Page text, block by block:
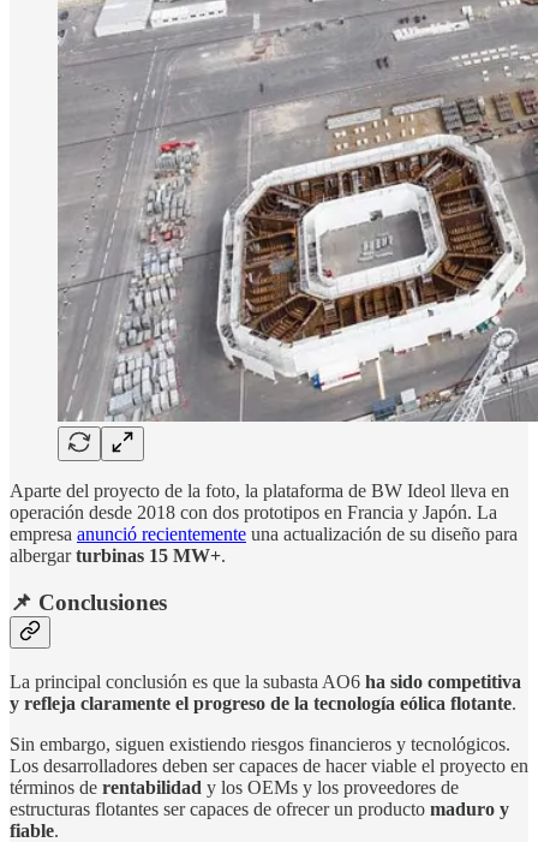
Aparte del proyecto de la foto, la plataforma de BW Ideol lleva en
operación desde 2018 con dos prototipos en Francia y Japón. La
empresa anunció recientemente una actualización de su diseño para
albergarturbinas 15 MW+.
📌 Conclusiones
La principal conclusión es que la subasta AO6 ha sido competitiva
y refleja claramente el progreso de la tecnología eólica flotante.
Sin embargo, siguen existiendo riesgos financieros y tecnológicos.
Los desarrolladores deben ser capaces de hacer viable el proyecto en
términos de rentabilidad y los OEMs y los proveedores de
estructuras flotantes ser capaces de ofrecer un producto maduro y
fiable.